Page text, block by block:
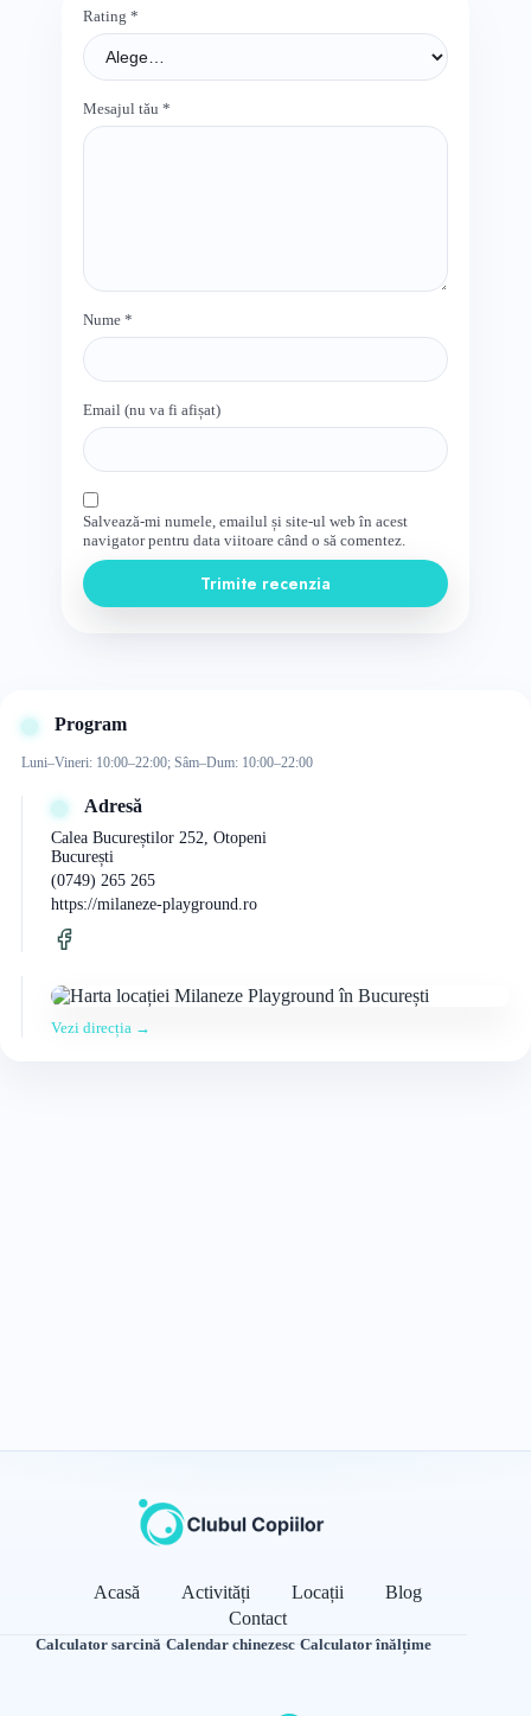
Rating *
Mesajul tău *
Nume *
Email (nu va fi afișat)
Salvează-mi numele, emailul și site-ul web în acest
navigator pentru data viitoare când o să comentez.
Trimite recenzia
Program
Luni–Vineri: 10:00–22:00; Sâm–Dum: 10:00–22:00
Adresă
Calea Bucureștilor 252, Otopeni
București
(0749) 265 265
https://milaneze-playground.ro
Vezi direcția →
Acasă Activități Locații
Blog
Contact
Calculator sarcină·Calendar chinezesc·Calculator înălțime